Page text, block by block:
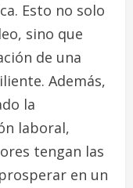
Esto no solo
sino que
de una
Además,
la
laboral,
tengan las
en un